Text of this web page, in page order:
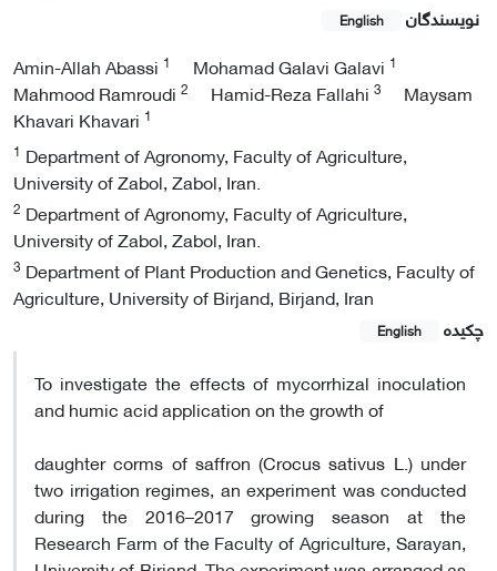
نویسندگان English
Amin-Allah Abassi 1 Mohamad Galavi Galavi 1
Mahmood Ramroudi 2 Hamid-Reza Fallahi 3
Maysam
Khavari Khavari 1
1 Department of Agronomy, Faculty of Agriculture,
University of Zabol, Zabol, Iran.
2 Department of Agronomy, Faculty of Agriculture,
University of Zabol, Zabol, Iran.
3 Department of Plant Production and Genetics, Faculty of
Agriculture, University of Birjand, Birjand, Iran
چکیده
English
To investigate the effects of mycorrhizal inoculation
and humic acid application on the growth of
daughter corms of saffron (Crocus sativus L.) under
two irrigation regimes, an experiment was conducted
during the 2016–2017 growing season at the
Research Farm of the Faculty of Agriculture, Sarayan,